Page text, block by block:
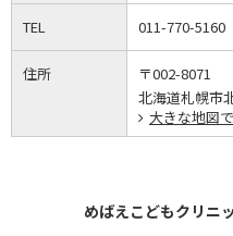
TEL 011-770-5160
住所
〒002-8071
北海道札幌市
大きな地図
めばえこどもクリニ